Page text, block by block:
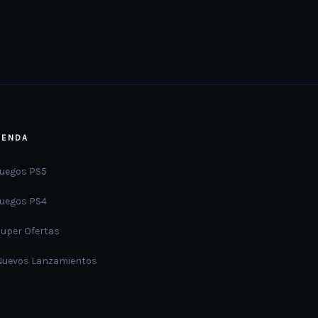
PS5
PS4
Ofertas
Lanzamientos